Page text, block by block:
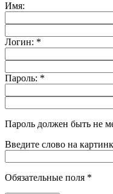
Имя:
Логин: *
Пароль: *
Пароль должен быть не
Введите слово на
Обязательные поля *